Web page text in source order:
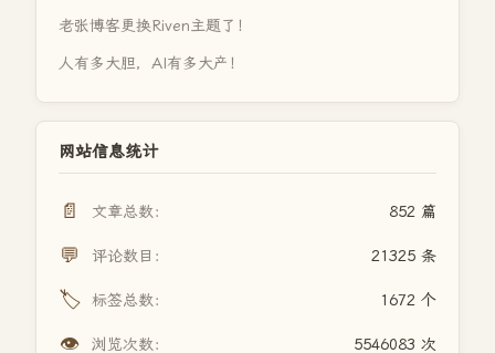
老张博客更换Riven主题了！
人有多大胆，AI有多大产！
网站信息统计
📄 文章总数： 852 篇
💬 评论数目： 21325 条
🏷️ 标签总数： 1672 个
👁️ 浏览次数： 5546083 次